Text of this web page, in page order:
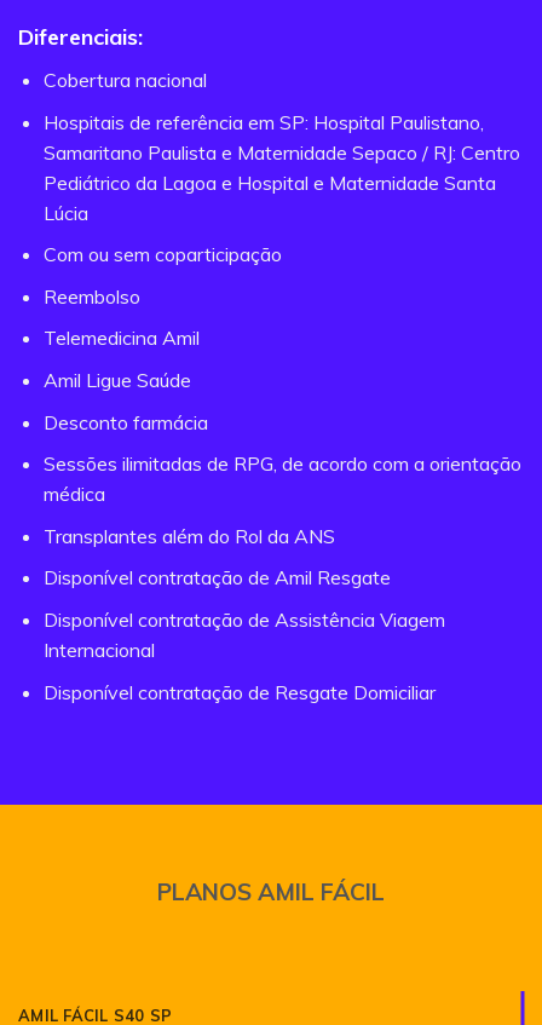
Diferenciais:
Cobertura nacional
Hospitais de referência em SP: Hospital Paulistano,
Samaritano Paulista e Maternidade Sepaco / RJ: Centro
Pediátrico da Lagoa e Hospital e Maternidade Santa
Lúcia
Com ou sem coparticipação
Reembolso
Telemedicina Amil
Amil Ligue Saúde
Desconto farmácia
Sessões ilimitadas de RPG, de acordo com a orientação
médica
Transplantes além do Rol da ANS
Disponível contratação de Amil Resgate
Disponível contratação de Assistência Viagem
Internacional
Disponível contratação de Resgate Domiciliar
PLANOS AMIL FÁCIL
AMIL FÁCIL S40 SP